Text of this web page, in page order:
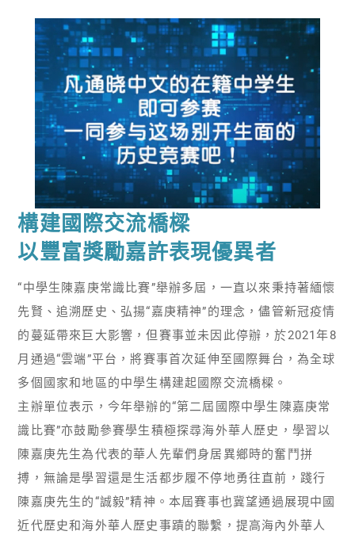
構建國際交流橋樑
以豐富獎勵嘉許表現優異者
“中學生陳嘉庚常識比賽”舉辦多屆，一直以來秉持著緬懷
先賢、追溯歷史、弘揚“嘉庚精神”的理念，儘管新冠疫情
的蔓延帶來巨大影響，但賽事並未因此停辦，於2021年8
月通過“雲端”平台，將賽事首次延伸至國際舞台，為全球
多個國家和地區的中學生構建起國際交流橋樑。
主辦單位表示，今年舉辦的“第二屆國際中學生陳嘉庚常
識比賽”亦鼓勵參賽學生積極探尋海外華人歷史，學習以
陳嘉庚先生為代表的華人先輩們身居異鄉時的奮鬥拼
搏，無論是學習還是生活都步履不停地勇往直前，踐行
陳嘉庚先生的“誠毅”精神。本屆賽事也冀望通過展現中國
近代歷史和海外華人歷史事蹟的聯繫，提高海內外華人